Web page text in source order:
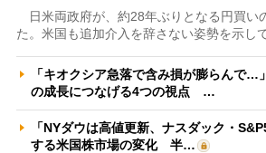
日米両政府が、約28年ぶりとなる円買い
た。米国も追加介入を辞さない姿勢を示し
「キオクシア急落で含み損が膨らんで…
の成長につなげる4つの視点 …
「NYダウは高値更新、ナスダック・
する米国株市場の変化 半…